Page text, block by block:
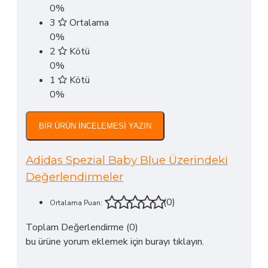
modelle veya numarayla değişim yapabilirsiniz.
Ayakkabı numaranız şayet buçukluysa sipariş
verirken
yazabilirsiniz
Ayağınız 37.5 ise 38 numarayı seçip açıklama
kısmına kalıp istiyorum yazabilirsiniz.
0%
3
Ortalama
0%
2
Kötü
0%
1
Kötü
0%
BIR ÜRÜN İNCELEMESI YAZIN
Adidas Spezial Baby Blue Üzerindeki
Değerlendirmeler
Ortalama Puan:
(0)
Toplam Değerlendirme (0)
bu ürüne yorum eklemek için burayı tıklayın.